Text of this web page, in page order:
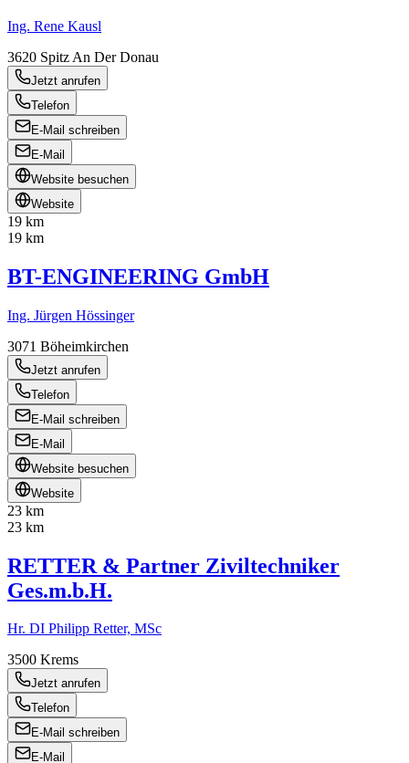
Ing. Rene Kausl
3620 Spitz An Der Donau
Jetzt anrufen
Telefon
E-Mail schreiben
E-Mail
Website besuchen
Website
19 km
19 km
BT-ENGINEERING GmbH
Ing. Jürgen Hössinger
3071 Böheimkirchen
Jetzt anrufen
Telefon
E-Mail schreiben
E-Mail
Website besuchen
Website
23 km
23 km
RETTER & Partner Ziviltechniker
Ges.m.b.H.
Hr. DI Philipp Retter, MSc
3500 Krems
Jetzt anrufen
Telefon
E-Mail schreiben
E-Mail